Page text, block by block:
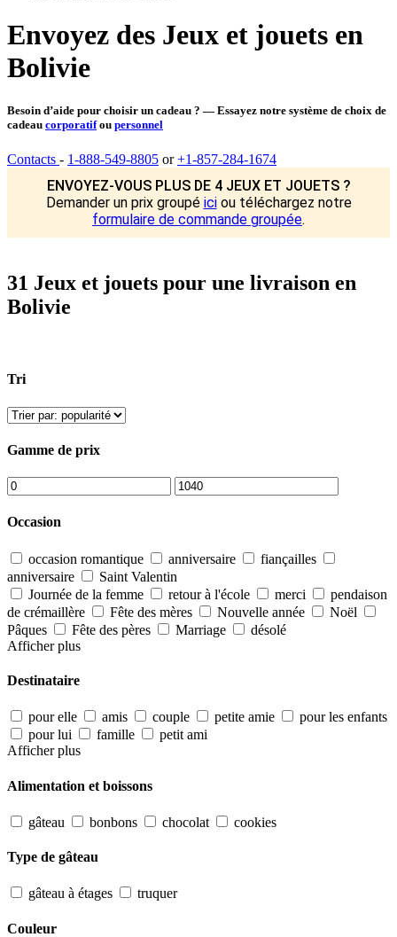
Envoyez des Jeux et jouets en
Bolivie
Besoin d’aide pour choisir un cadeau ? — Essayez notre système de choix de
cadeau corporatifou personnel
Contacts - 1-888-549-8805 or+1-857-284-1674
ENVOYEZ-VOUS PLUS DE 4 JEUX ET JOUETS ?
Demander un prix groupé iciou téléchargez notre
formulaire de commande groupée.
31 Jeux et jouets pour une livraison en
Bolivie
Tri
Gamme de prix
Occasion
occasion romantique anniversaire
fiançailles
anniversaire
Saint Valentin
Journée de la femme
retour à l'école merci
pendaison
de crémaillère
Fête des mères Nouvelle année
Noël
Pâques
Fête des pères Marriage
désolé
Afficher plus
Destinataire
pour elle amis couple petite amie
pour les enfants
pour lui
famille
petit ami
Afficher plus
Alimentation et boissons
gâteau bonbons chocolat cookies
Type de gâteau
gâteau à étages truquer
Couleur